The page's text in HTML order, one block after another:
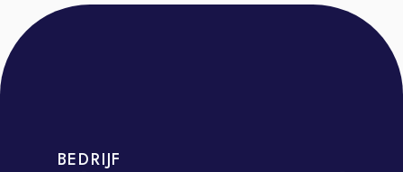
consultatiebureau, in de klas en
Wat ga je doen?
BEDRIJF